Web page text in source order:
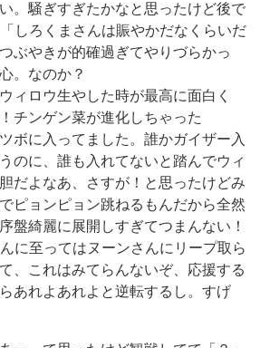
。騒ぎすぎたかなと思ったけど後で
しろくまさんは賑やかだなくらいだ
ぶやきが的確過ぎてやりづらかっ
。なのか？
ィロウ生やした時が最高に面白く
チンゲン菜が進化しちゃった
ボに入ってました。誰かガイザー入
のに、誰も入れてないと踏んでウィ
だよなあ、さすが！と思ったけどみ
ピョンピョン跳ねるもんだから全然
盤綺麗に展開しすぎてつまんない！
に至ってはヌーンさんにリープ取ら
、これはみてらんないぞ、応援する
あれよあれよと逆転するし。すげ